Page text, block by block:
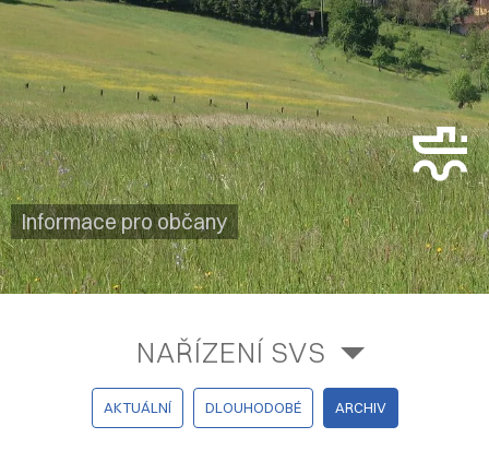
Informace pro občany
NAŘÍZENÍ SVS
AKTUÁLNÍ DLOUHODOBÉ ARCHIV